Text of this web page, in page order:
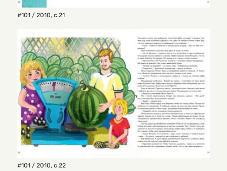
#101 / 2010, с.21
#101 / 2010, с.22